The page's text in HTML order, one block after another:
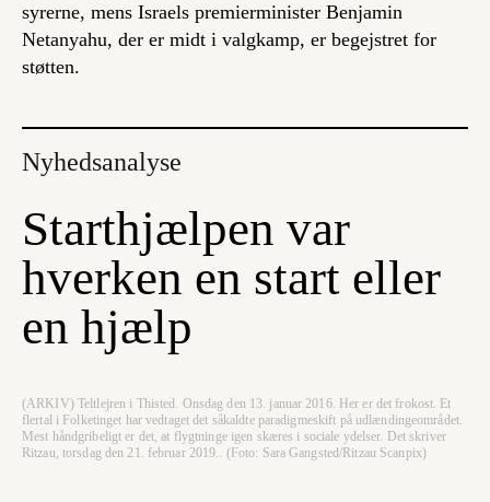
syrerne, mens Israels premierminister Benjamin
Netanyahu, der er midt i valgkamp, er begejstret for
støtten.
Nyhedsanalyse
Starthjælpen var
hverken en start eller
en hjælp
(ARKIV) Teltlejren i Thisted. Onsdag den 13. januar 2016. Her er det frokost. Et
flertal i Folketinget har vedtaget det såkaldte paradigmeskift på udlændingeområdet.
Mest håndgribeligt er det, at flygtninge igen skæres i sociale ydelser. Det skriver
Ritzau, torsdag den 21. februar 2019.. (Foto: Sara Gangsted/Ritzau Scanpix)